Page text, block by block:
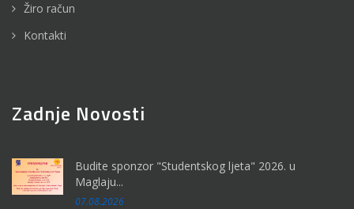
Žiro račun
Kontakti
Zadnje Novosti
Budite sponzor "Studentskog ljeta" 2026. u
Maglaju...
07.08.2026